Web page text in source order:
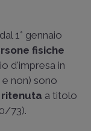
1° gennaio
fisiche
d'impresa in
non) sono
ritenuta a titolo
73).